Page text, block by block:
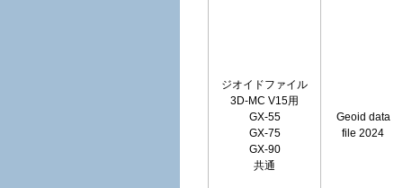
ジオイドファイル
3D-MC V15用
GX-55
GX-75
GX-90
共通
Geoid data
file 2024